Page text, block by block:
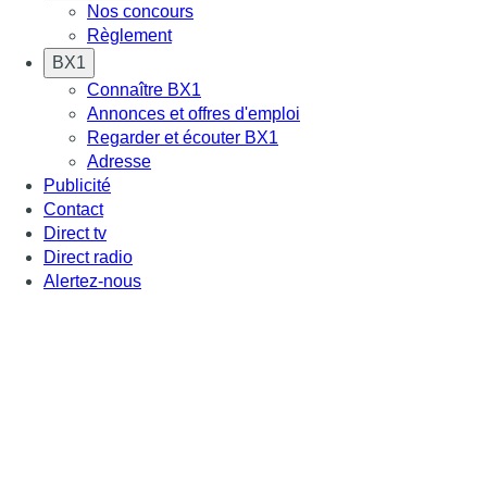
Nos concours
Règlement
BX1
Connaître BX1
Annonces et offres d'emploi
Regarder et écouter BX1
Adresse
Publicité
Contact
Direct tv
Direct radio
Alertez-nous